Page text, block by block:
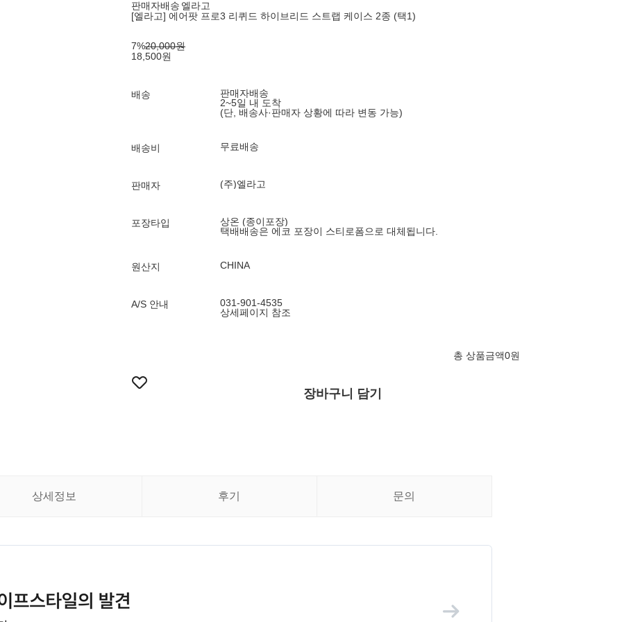
판매자배송 엘라고
[엘라고] 에어팟 프로3 리퀴드 하이브리드 스트랩 케이스 2종 (택1)
7%20,000원
18,500원
배송
판매자배송
2~5일 내 도착
(단, 배송사·판매자 상황에 따라 변동 가능)
배송비 무료배송
판매자 (주)엘라고
포장타입
상온 (종이포장)
택배배송은 에코 포장이 스티로폼으로 대체됩니다.
원산지 CHINA
A/S 안내
031-901-4535
상세페이지 참조
총 상품금액0원
장바구니 담기
상세정보 후기 문의